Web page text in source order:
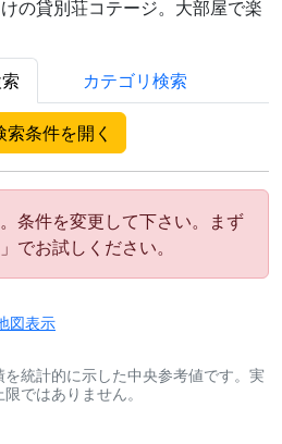
の貸別荘コテージ。大部屋で楽
カテゴリ検索
索条件を開く
条件を変更して下さい。まず
でお試しください。
図表示
統計的に示した中央参考値です。実
ではありません。